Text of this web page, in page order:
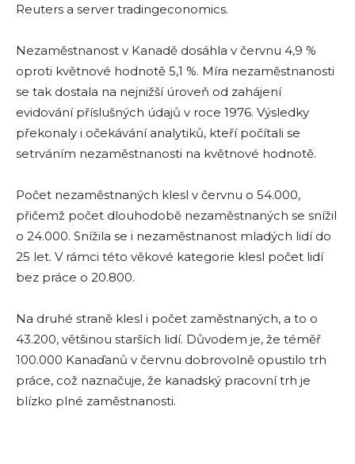
Reuters a server tradingeconomics.
Nezaměstnanost v Kanadě dosáhla v červnu 4,9 %
oproti květnové hodnotě 5,1 %. Míra nezaměstnanosti
se tak dostala na nejnižší úroveň od zahájení
evidování příslušných údajů v roce 1976. Výsledky
překonaly i očekávání analytiků, kteří počítali se
setrváním nezaměstnanosti na květnové hodnotě.
Počet nezaměstnaných klesl v červnu o 54.000,
přičemž počet dlouhodobě nezaměstnaných se snížil
o 24.000. Snížila se i nezaměstnanost mladých lidí do
25 let. V rámci této věkové kategorie klesl počet lidí
bez práce o 20.800.
Na druhé straně klesl i počet zaměstnaných, a to o
43.200, většinou starších lidí. Důvodem je, že téměř
100.000 Kanaďanů v červnu dobrovolně opustilo trh
práce, což naznačuje, že kanadský pracovní trh je
blízko plné zaměstnanosti.